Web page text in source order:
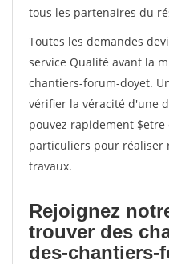
tous les partenaires du
Toutes les demandes
service Qualité avant la
chantiers-forum-doyet.
vérifier la véracité d'une
pouvez rapidement $etre
particuliers pour réaliser
travaux.
Rejoignez
trouver des
des-chantiers-